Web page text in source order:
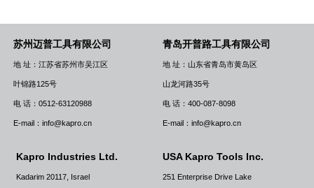
苏州迈普工具有限公司
地 址：江苏省苏州市吴江区
叶锦路125号
电 话：0512-63120988
E-mail：info@kapro.cn
青岛开普路工具有限公司
地 址：山东省青岛市黄岛区
山龙河路35号
电 话：400-087-8098
E-mail：info@kapro.cn
Kapro Industries Ltd.
Kadarim 20117, Israel
USA Kapro Tools Inc.
251 Enterprise Drive Lake